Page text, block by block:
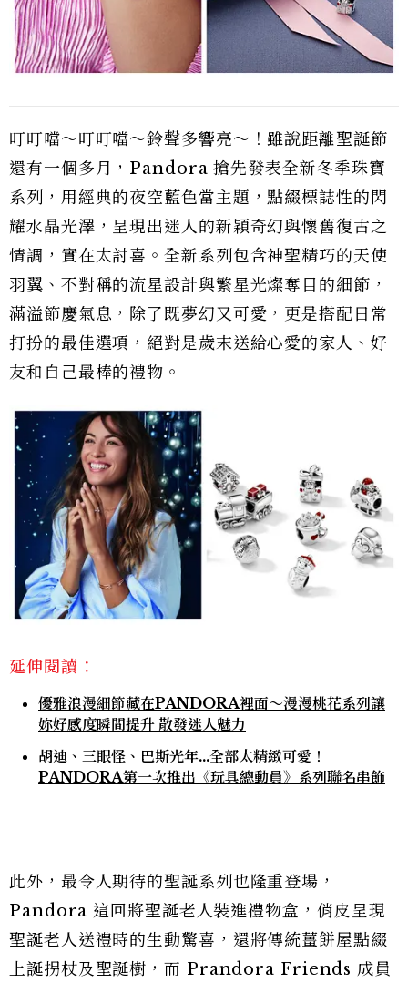
叮叮噹～叮叮噹～鈴聲多響亮～！雖說距離聖誕節
還有一個多月，Pandora 搶先發表全新冬季珠寶
系列，用經典的夜空藍色當主題，點綴標誌性的閃
耀水晶光澤，呈現出迷人的新穎奇幻與懷舊復古之
情調，實在太討喜。全新系列包含神聖精巧的天使
羽翼、不對稱的流星設計與繁星光燦奪目的細節，
滿溢節慶氣息，除了既夢幻又可愛，更是搭配日常
打扮的最佳選項，絕對是歲末送給心愛的家人、好
友和自己最棒的禮物。
延伸閱讀：
優雅浪漫細節藏在PANDORA裡面～漫漫桃花系列讓
妳好感度瞬間提升 散發迷人魅力
胡迪、三眼怪、巴斯光年…全部太精緻可愛！
PANDORA第一次推出《玩具總動員》系列聯名串飾
此外，最令人期待的聖誕系列也隆重登場，
Pandora 這回將聖誕老人裝進禮物盒，俏皮呈現
聖誕老人送禮時的生動驚喜，還將傳統薑餅屋點綴
上誕拐杖及聖誕樹，而 Prandora Friends 成員